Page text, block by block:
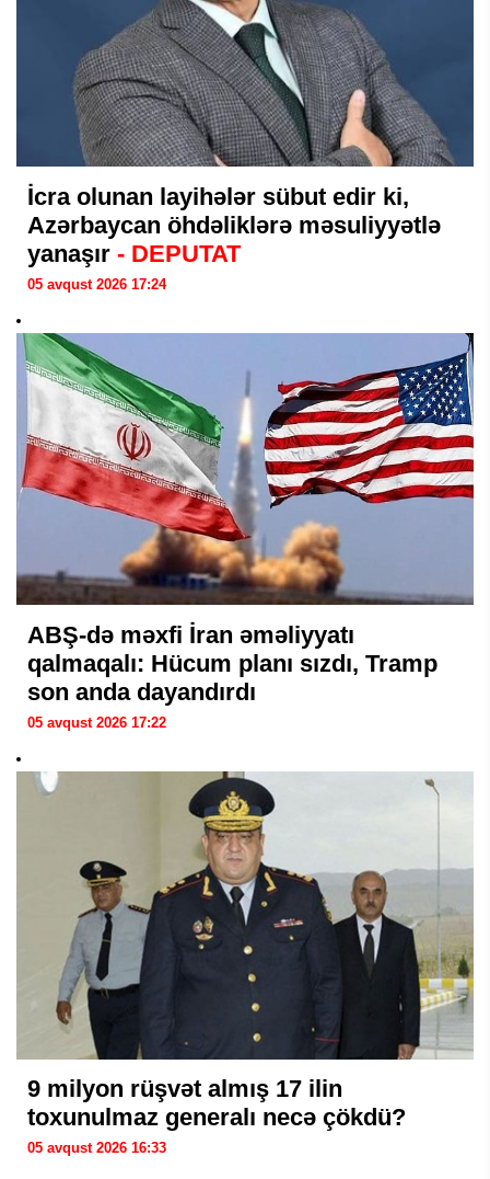
İcra olunan layihələr sübut edir ki,
Azərbaycan öhdəliklərə məsuliyyətlə
yanaşır - DEPUTAT
05 avqust 2026 17:24
ABŞ-də məxfi İran əməliyyatı
qalmaqalı: Hücum planı sızdı, Tramp
son anda dayandırdı
05 avqust 2026 17:22
9 milyon rüşvət almış 17 ilin
toxunulmaz generalı necə çökdü?
05 avqust 2026 16:33